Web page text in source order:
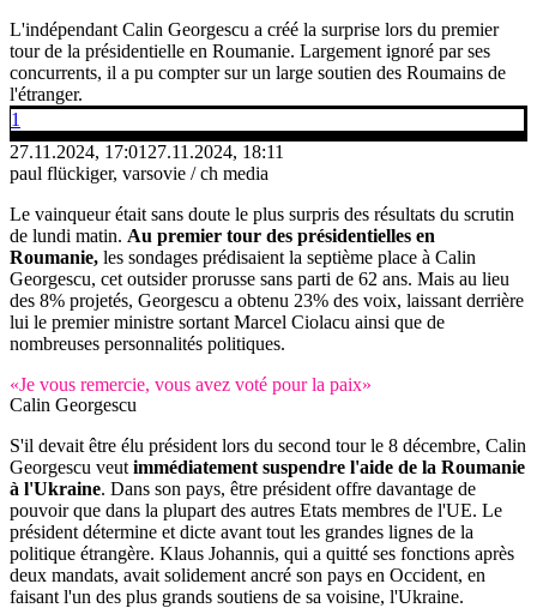
L'indépendant Calin Georgescu a créé la surprise lors du premier
tour de la présidentielle en Roumanie. Largement ignoré par ses
concurrents, il a pu compter sur un large soutien des Roumains de
l'étranger.
1
27.11.2024, 17:01 27.11.2024, 18:11
paul flückiger, varsovie / ch media
Le vainqueur était sans doute le plus surpris des résultats du scrutin
de lundi matin. Au premier tour des présidentielles en
Roumanie, les sondages prédisaient la septième place à Calin
Georgescu, cet outsider prorusse sans parti de 62 ans. Mais au lieu
des 8% projetés, Georgescu a obtenu 23% des voix, laissant derrière
lui le premier ministre sortant Marcel Ciolacu ainsi que de
nombreuses personnalités politiques.
«Je vous remercie, vous avez voté pour la paix»
Calin Georgescu
S'il devait être élu président lors du second tour le 8 décembre, Calin
Georgescu veut immédiatement suspendre l'aide de la Roumanie
à l'Ukraine. Dans son pays, être président offre davantage de
pouvoir que dans la plupart des autres Etats membres de l'UE. Le
président détermine et dicte avant tout les grandes lignes de la
politique étrangère. Klaus Johannis, qui a quitté ses fonctions après
deux mandats, avait solidement ancré son pays en Occident, en
faisant l'un des plus grands soutiens de sa voisine, l'Ukraine.